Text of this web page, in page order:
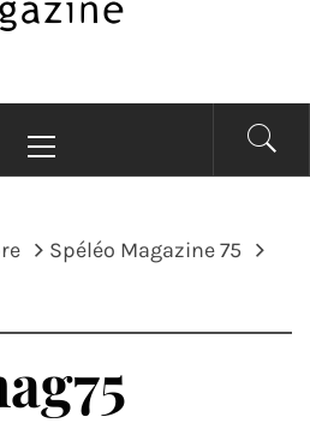
Grand Format
Menu
Spéléo Magazine 75